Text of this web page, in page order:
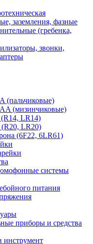
заземления, фазные
(гребенка,
звонки,
(пальчиковые)
(мизинчиковые)
LR14)
(R20, LR20)
(6F22, 6LR61)
системы
питания
приборы и средства
инструмент